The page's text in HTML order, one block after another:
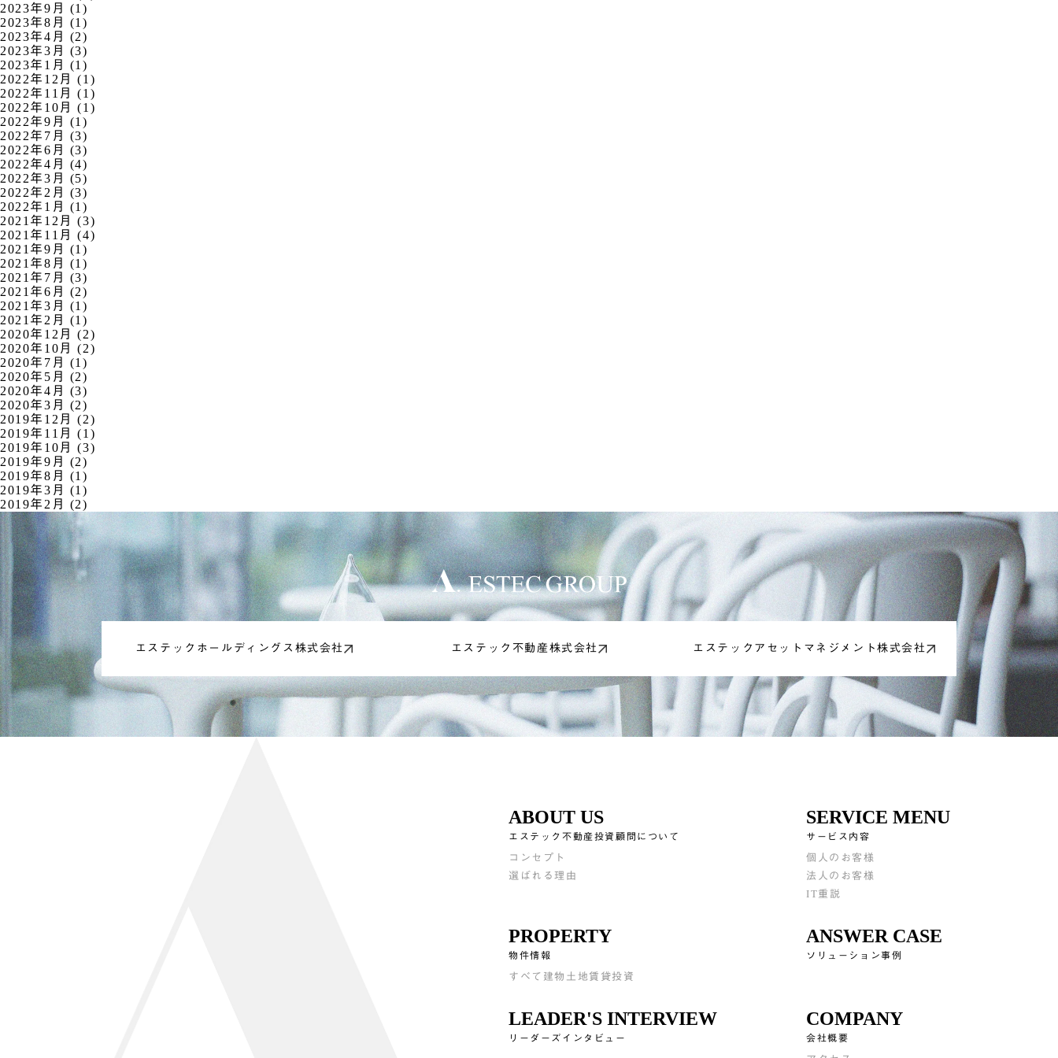
2023年9月 (1)
2023年8月 (1)
2023年4月 (2)
2023年3月 (3)
2023年1月 (1)
2022年12月 (1)
2022年11月 (1)
2022年10月 (1)
2022年9月 (1)
2022年7月 (3)
2022年6月 (3)
2022年4月 (4)
2022年3月 (5)
2022年2月 (3)
2022年1月 (1)
2021年12月 (3)
2021年11月 (4)
2021年9月 (1)
2021年8月 (1)
2021年7月 (3)
2021年6月 (2)
2021年3月 (1)
2021年2月 (1)
2020年12月 (2)
2020年10月 (2)
2020年7月 (1)
2020年5月 (2)
2020年4月 (3)
2020年3月 (2)
2019年12月 (2)
2019年11月 (1)
2019年10月 (3)
2019年9月 (2)
2019年8月 (1)
2019年3月 (1)
2019年2月 (2)
エステックホールディングス株式会社 エステック不動産株式会社 エステックアセットマネジメント株式会社
ABOUT US
エステック不動産投資顧問について
コンセプト
選ばれる理由
SERVICE MENU
サービス内容
個人のお客様
法人のお客様
IT重説
PROPERTY
物件情報
すべて 建物 土地賃貸投資
ANSWER CASE
ソリューション事例
LEADER'S INTERVIEW
リーダーズインタビュー
COMPANY
会社概要